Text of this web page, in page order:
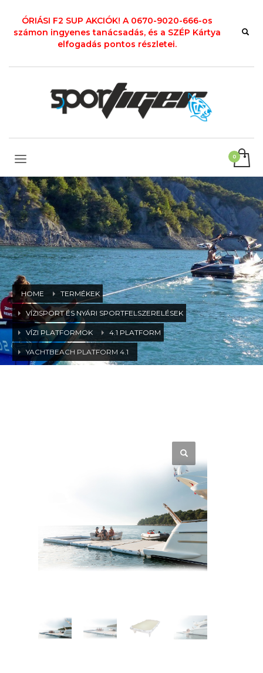
ÓRIÁSI F2 SUP AKCIÓK! A 0670-9020-666-os
számon ingyenes tanácsadás, és a SZÉP Kártya
elfogadás pontos részletei.
HOME TERMÉKEK
VÍZISPORT ÉS NYÁRI SPORTFELSZERELÉSEK
VÍZI PLATFORMOK 4.1 PLATFORM
YACHTBEACH PLATFORM 4.1